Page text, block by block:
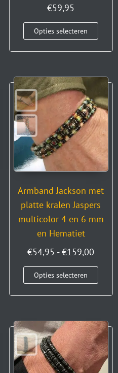
€59,95
Opties selecteren
Armband Jackson met
platte kralen Jaspers
multicolor 4 en 6 mm
en Hematiet
€54,95 - €159,00
Opties selecteren